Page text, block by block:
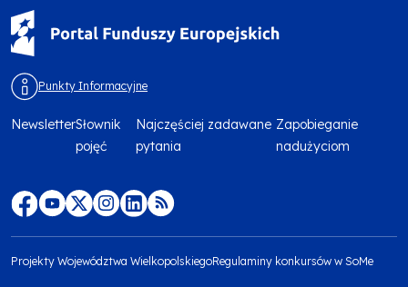
Punkty Informacyjne
Menu
footer
top
NewsletterSłownik
pojęć
Najczęściej zadawane
pytania
Zapobieganie
nadużyciom
Projekty Województwa WielkopolskiegoRegulaminy konkursów w SoMe